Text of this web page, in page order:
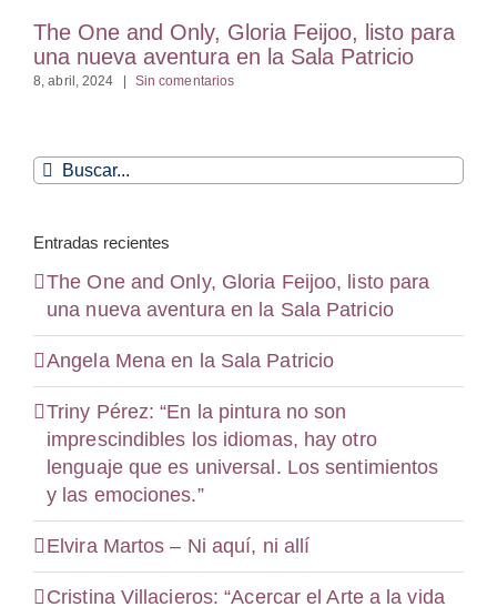
The One and Only, Gloria Feijoo, listo para
una nueva aventura en la Sala Patricio
8, abril, 2024 Sin comentarios
Buscar:
Entradas recientes
The One and Only, Gloria Feijoo, listo para
una nueva aventura en la Sala Patricio
Angela Mena en la Sala Patricio
Triny Pérez: “En la pintura no son
imprescindibles los idiomas, hay otro
lenguaje que es universal. Los sentimientos
y las emociones.”
Elvira Martos – Ni aquí, ni allí
Cristina Villacieros: “Acercar el Arte a la vida